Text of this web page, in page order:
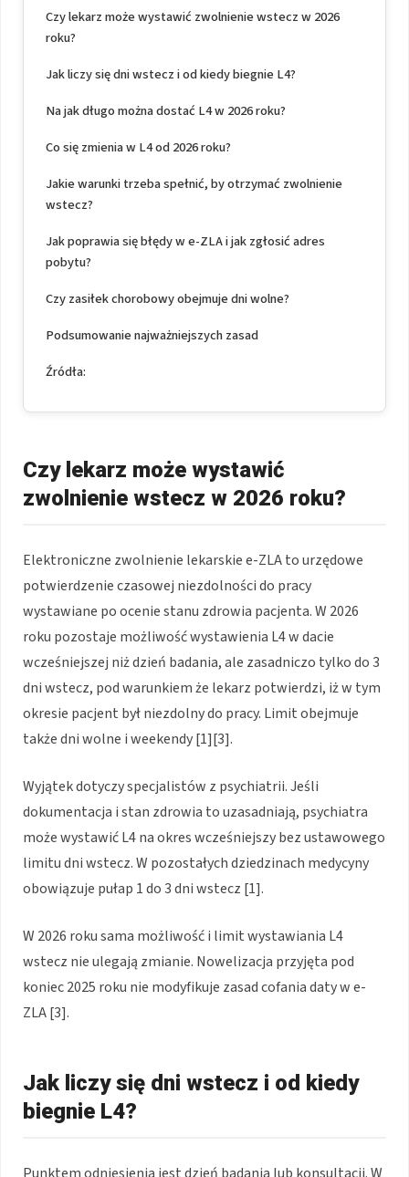
Czy lekarz może wystawić zwolnienie wstecz w 2026
roku?
Jak liczy się dni wstecz i od kiedy biegnie L4?
Na jak długo można dostać L4 w 2026 roku?
Co się zmienia w L4 od 2026 roku?
Jakie warunki trzeba spełnić, by otrzymać zwolnienie
wstecz?
Jak poprawia się błędy w e-ZLA i jak zgłosić adres
pobytu?
Czy zasiłek chorobowy obejmuje dni wolne?
Podsumowanie najważniejszych zasad
Źródła:
Czy lekarz może wystawić
zwolnienie wstecz w 2026 roku?
Elektroniczne zwolnienie lekarskie e-ZLA to urzędowe
potwierdzenie czasowej niezdolności do pracy
wystawiane po ocenie stanu zdrowia pacjenta. W 2026
roku pozostaje możliwość wystawienia L4 w dacie
wcześniejszej niż dzień badania, ale zasadniczo tylko do 3
dni wstecz, pod warunkiem że lekarz potwierdzi, iż w tym
okresie pacjent był niezdolny do pracy. Limit obejmuje
także dni wolne i weekendy [1][3].
Wyjątek dotyczy specjalistów z psychiatrii. Jeśli
dokumentacja i stan zdrowia to uzasadniają, psychiatra
może wystawić L4 na okres wcześniejszy bez ustawowego
limitu dni wstecz. W pozostałych dziedzinach medycyny
obowiązuje pułap 1 do 3 dni wstecz [1].
W 2026 roku sama możliwość i limit wystawiania L4
wstecz nie ulegają zmianie. Nowelizacja przyjęta pod
koniec 2025 roku nie modyfikuje zasad cofania daty w e-
ZLA [3].
Jak liczy się dni wstecz i od kiedy
biegnie L4?